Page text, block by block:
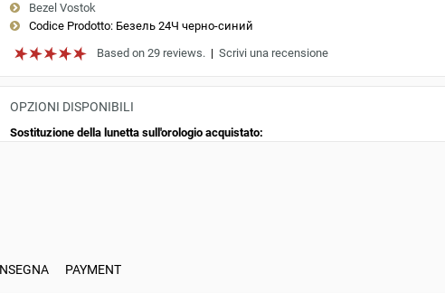
Bezel Vostok
Codice Prodotto:Безель 24Ч черно-синий
Based on 29 reviews.| Scrivi una recensione
OPZIONI DISPONIBILI
Sostituzione della lunetta sull'orologio acquistato:
PAYMENT